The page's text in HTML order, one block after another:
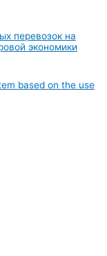
перевозок на
экономики
based on the use